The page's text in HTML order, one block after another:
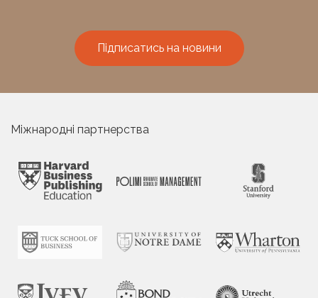
Підписатись на новини
Міжнародні партнерства